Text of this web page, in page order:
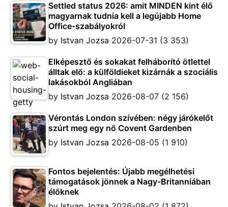
Settled status 2026: amit MINDEN kint élő
magyarnak tudnia kell a legújabb Home
Office-szabályokról
by Istvan Jozsa 2026-07-31 (3 353)
Elképesztő és sokakat felháborító ötlettel
álltak elő: a külföldieket kizárnák a szociális
lakásokból Angliában
by Istvan Jozsa 2026-08-07 (2 156)
Vérontás London szívében: négy járókelőt
szúrt meg egy nő Covent Gardenben
by Istvan Jozsa 2026-08-05 (1 910)
Fontos bejelentés: Újabb megélhetési
támogatások jönnek a Nagy-Britanniában
élőknek